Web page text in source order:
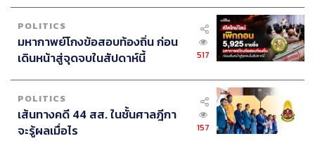
POLITICS
มหากาพย์โกงข้อสอบท้องถิ่น ก่อน
เดินหน้าสู่จุดจบในสัปดาห์นี้
517
POLITICS
เส้นทางคดี 44 สส. ในชั้นศาลฎีกา
จะรู้ผลเมื่อไร
157